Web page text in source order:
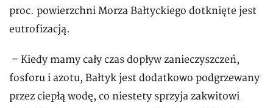
proc. powierzchni Morza Bałtyckiego dotknięte jest
eutrofizacją.
– Kiedy mamy cały czas dopływ zanieczyszczeń,
fosforu i azotu, Bałtyk jest dodatkowo podgrzewany
przez ciepłą wodę, co niestety sprzyja zakwitowi